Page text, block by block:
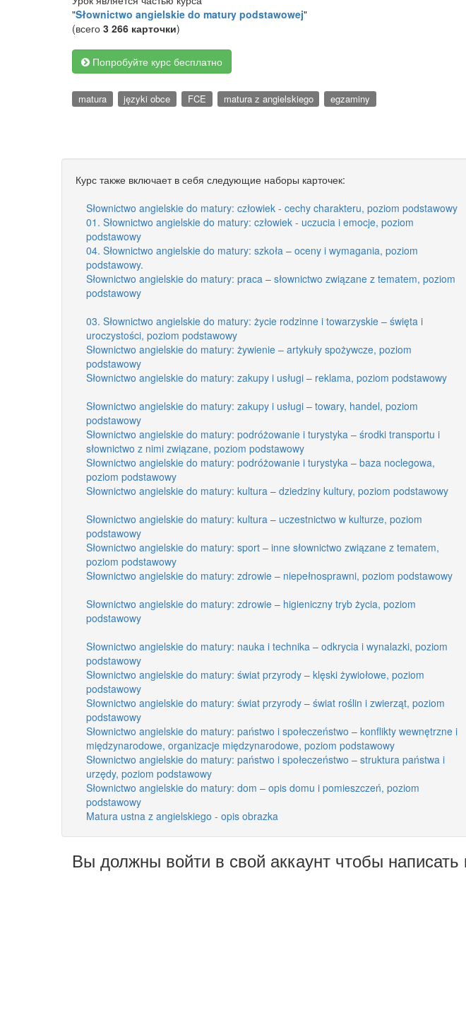
"Słownictwo angielskie do matury podstawowej"
(всего 3 266 карточки)
Попробуйте курс бесплатно
matura języki obce FCE matura z angielskiego egzaminy
Курс также включает в себя следующие наборы карточек:
Słownictwo angielskie do matury: człowiek - cechy charakteru, poziom podstawowy
01. Słownictwo angielskie do matury: człowiek - uczucia i emocje, poziom
podstawowy
04. Słownictwo angielskie do matury: szkoła – oceny i wymagania, poziom
podstawowy.
Słownictwo angielskie do matury: praca – słownictwo związane z tematem, poziom
podstawowy
03. Słownictwo angielskie do matury: życie rodzinne i towarzyskie – święta i
uroczystości, poziom podstawowy
Słownictwo angielskie do matury: żywienie – artykuły spożywcze, poziom
podstawowy
Słownictwo angielskie do matury: zakupy i usługi – reklama, poziom podstawowy
Słownictwo angielskie do matury: zakupy i usługi – towary, handel, poziom
podstawowy
Słownictwo angielskie do matury: podróżowanie i turystyka – środki transportu i
słownictwo z nimi związane, poziom podstawowy
Słownictwo angielskie do matury: podróżowanie i turystyka – baza noclegowa,
poziom podstawowy
Słownictwo angielskie do matury: kultura – dziedziny kultury, poziom podstawowy
Słownictwo angielskie do matury: kultura – uczestnictwo w kulturze, poziom
podstawowy
Słownictwo angielskie do matury: sport – inne słownictwo związane z tematem,
poziom podstawowy
Słownictwo angielskie do matury: zdrowie – niepełnosprawni, poziom podstawowy
Słownictwo angielskie do matury: zdrowie – higieniczny tryb życia, poziom
podstawowy
Słownictwo angielskie do matury: nauka i technika – odkrycia i wynalazki, poziom
podstawowy
Słownictwo angielskie do matury: świat przyrody – klęski żywiołowe, poziom
podstawowy
Słownictwo angielskie do matury: świat przyrody – świat roślin i zwierząt, poziom
podstawowy
Słownictwo angielskie do matury: państwo i społeczeństwo – konflikty wewnętrzne i
międzynarodowe, organizacje międzynarodowe, poziom podstawowy
Słownictwo angielskie do matury: państwo i społeczeństwo – struktura państwa i
urzędy, poziom podstawowy
Słownictwo angielskie do matury: dom – opis domu i pomieszczeń, poziom
podstawowy
Matura ustna z angielskiego - opis obrazka
Вы должны войти в свой аккаунт чтобы